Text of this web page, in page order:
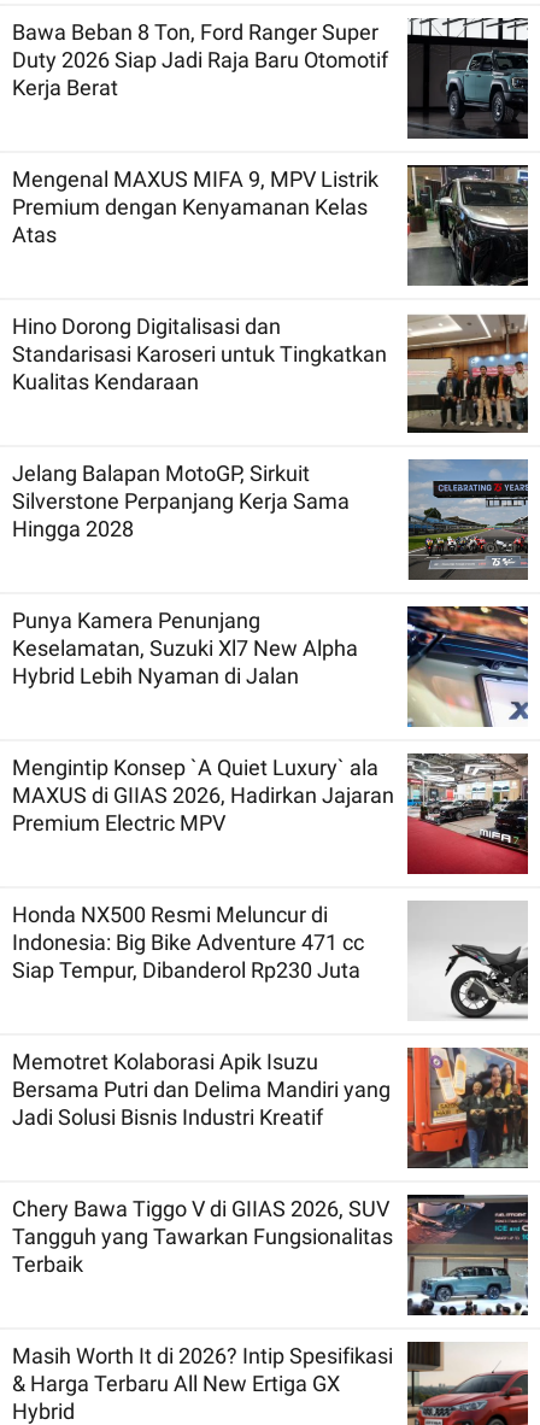
Bawa Beban 8 Ton, Ford Ranger Super
Duty 2026 Siap Jadi Raja Baru Otomotif
Kerja Berat
Mengenal MAXUS MIFA 9, MPV Listrik
Premium dengan Kenyamanan Kelas
Atas
Hino Dorong Digitalisasi dan
Standarisasi Karoseri untuk Tingkatkan
Kualitas Kendaraan
Jelang Balapan MotoGP, Sirkuit
Silverstone Perpanjang Kerja Sama
Hingga 2028
Punya Kamera Penunjang
Keselamatan, Suzuki Xl7 New Alpha
Hybrid Lebih Nyaman di Jalan
Mengintip Konsep `A Quiet Luxury` ala
MAXUS di GIIAS 2026, Hadirkan Jajaran
Premium Electric MPV
Honda NX500 Resmi Meluncur di
Indonesia: Big Bike Adventure 471 cc
Siap Tempur, Dibanderol Rp230 Juta
Memotret Kolaborasi Apik Isuzu
Bersama Putri dan Delima Mandiri yang
Jadi Solusi Bisnis Industri Kreatif
Chery Bawa Tiggo V di GIIAS 2026, SUV
Tangguh yang Tawarkan Fungsionalitas
Terbaik
Masih Worth It di 2026? Intip Spesifikasi
& Harga Terbaru All New Ertiga GX
Hybrid